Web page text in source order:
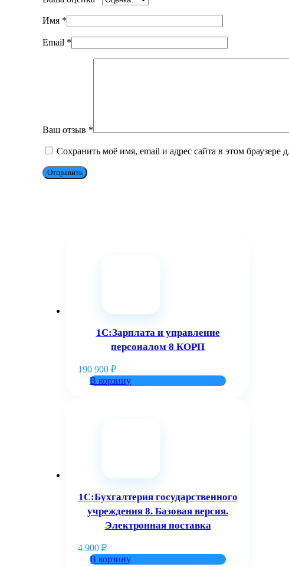
Имя *
Email *
Ваш отзыв *
Сохранить моё имя, email и адрес сайта в этом
Отправить
1С:Зарплата и управление
персоналом 8 КОРП
190 900 ₽
В корзину
1С:Бухгалтерия государственного
учреждения 8. Базовая версия.
Электронная поставка
4 900 ₽
В корзину